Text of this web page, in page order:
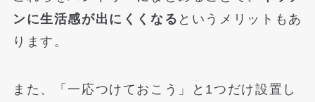
ンに生活感が出にくくなる というメリットもあ
ります。
また、「一応つけておこう」と1つだけ設置し